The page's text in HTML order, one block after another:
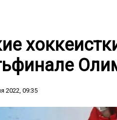
2022, 09:35